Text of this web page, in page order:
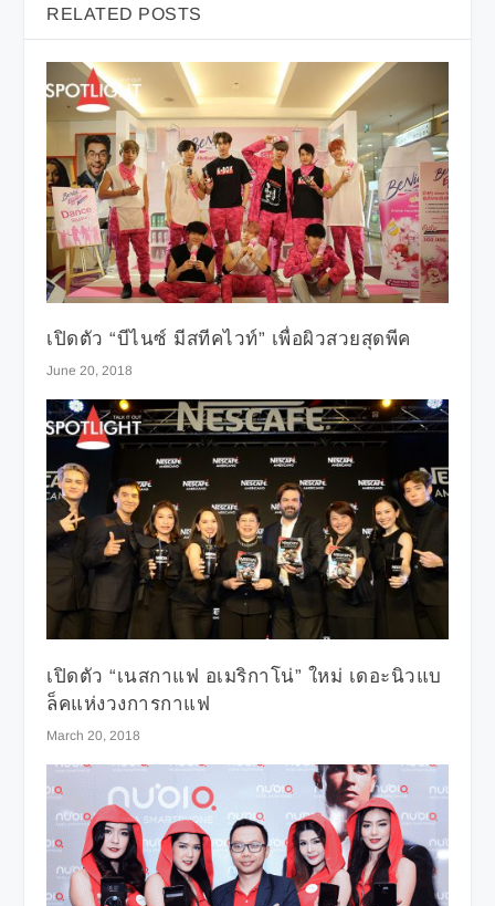
RELATED POSTS
เปิดตัว “บีไนซ์ มีสทีคไวท์” เพื่อผิวสวยสุดพีค
June 20, 2018
เปิดตัว “เนสกาแฟ อเมริกาโน่” ใหม่ เดอะนิวแบ
ล็คแห่งวงการกาแฟ
March 20, 2018